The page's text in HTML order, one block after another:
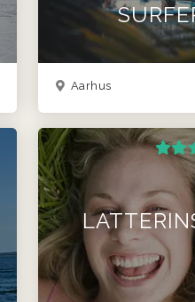
Aarhus